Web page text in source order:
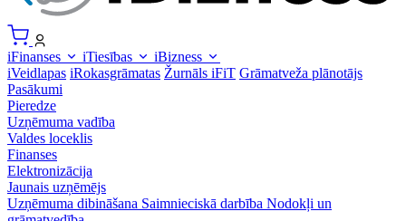
iFinanses iTiesības
iBizness
iVeidlapas iRokasgrāmatas Žurnāls iFiT Grāmatveža plānotājs
Pasākumi
Pieredze
Uzņēmuma vadība
Valdes loceklis
Finanses
Elektronizācija
Jaunais uzņēmējs
Uzņēmuma dibināšana Saimnieciskā darbība Nodokļi un